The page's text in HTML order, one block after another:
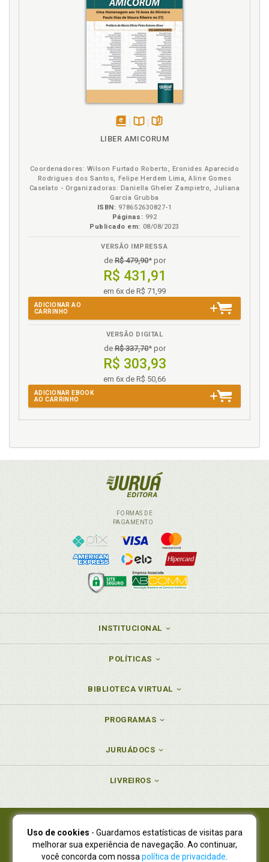
LIBER AMICORUM
Coordenadores: Wilson Furtado Roberto, Eronides Aparecido
Rodrigues dos Santos, Felipe Herdem Lima, Aline Gomes
Caselato - Organizadoras: Daniella Gheler Zampietro, Juliana
Garcia Grubba
ISBN: 978652630827-1
Páginas: 992
Publicado em: 08/08/2023
VERSÃO IMPRESSA
deR$ 479,90* por
R$ 431,91
em 6x de R$ 71,99
ADICIONAR AO
CARRINHO
VERSÃO DIGITAL
deR$ 337,70* por
R$ 303,93
em 6x de R$ 50,66
ADICIONAR EBOOK
AO CARRINHO
FORMAS DE
PAGAMENTO
INSTITUCIONAL
POLÍTICAS
BIBLIOTECA VIRTUAL
PROGRAMAS
JURUÁDOCS
LIVREIROS
Juruá Editora Ltda., CNPJ 77.535.508/0001-19
Juruá Informática Ltda., CNPJ 01.701.561/0001-80
NOVO ENDEREÇO:R. Flávio Dallegrave, 7665, São Lourenço |
Uso de cookies - Guardamos estatísticas de visitas para
melhorar sua experiência de navegação. Ao continuar,
você concorda com nossa política de privacidade